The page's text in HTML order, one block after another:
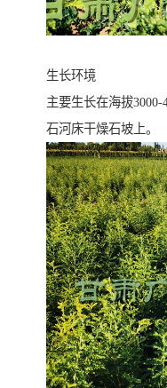
生长环境
主要生长在海拔
石河床干燥石坡上。